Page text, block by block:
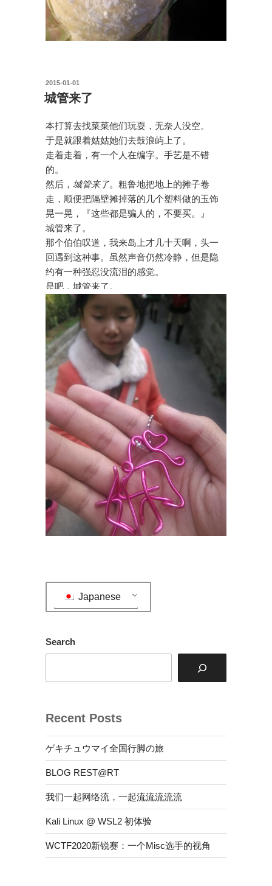
投
稿
日:
2015-01-01
城管来了
本打算去找菜菜他们玩耍，无奈人没空。
于是就跟着姑姑她们去鼓浪屿上了。
走着走着，有一个人在编字。手艺是不错
的。
然后， 城管来了。粗鲁地把地上的摊子卷
走，顺便把隔壁摊掉落的几个塑料做的玉饰
晃一晃，『这些都是骗人的，不要买。』
城管来了。
那个伯伯叹道，我来岛上才几十天啊，头一
回遇到这种事。虽然声音仍然冷静，但是隐
约有一种强忍没流泪的感觉。
是吧，城管来了。
Japanese
Search
Recent Posts
ゲキチュウマイ全国行脚の旅
BLOG REST@RT
我们一起网络流，一起流流流流流
Kali Linux @ WSL2 初体验
WCTF2020新锐赛：一个Misc选手的视角